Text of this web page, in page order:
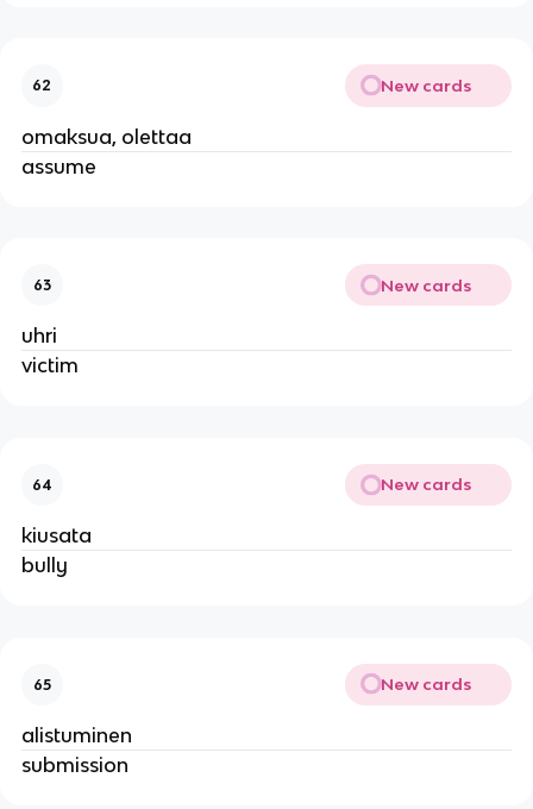
62 New cards
omaksua, olettaa
assume
63 New cards
uhri
victim
64 New cards
kiusata
bully
65 New cards
alistuminen
submission